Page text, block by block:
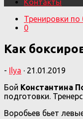
Контакты
Тренировки по
0
Как
- Ilya · 21.01.2019
Бой Константина
подготовки.
Воробьев бьет